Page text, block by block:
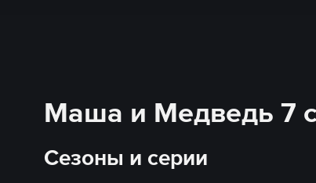
Маша и Медведь 7
Сезоны и серии